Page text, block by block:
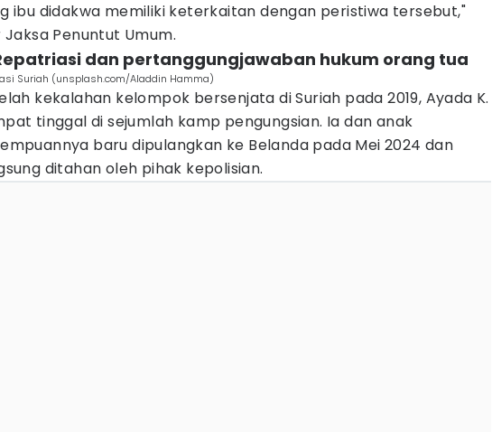
ibu didakwa memiliki keterkaitan dengan peristiwa tersebut,"
Jaksa Penuntut Umum.
dan pertanggungjawaban hukum orang tua
Suriah (unsplash.com/Aladdin Hamma)
kekalahan kelompok bersenjata di Suriah pada 2019, Ayada K.
tinggal di sejumlah kamp pengungsian. Ia dan anak
baru dipulangkan ke Belanda pada Mei 2024 dan
ditahan oleh pihak kepolisian.